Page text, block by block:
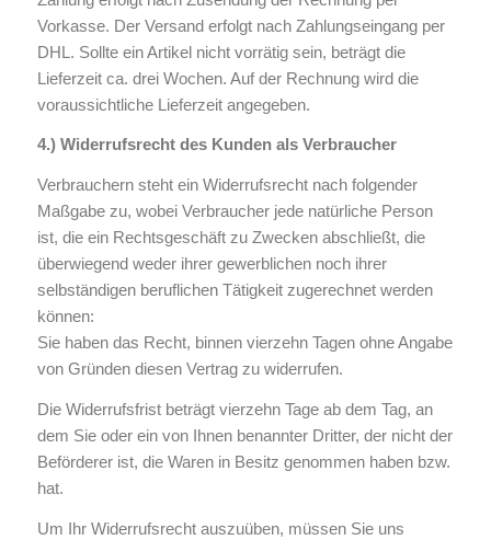
Vorkasse. Der Versand erfolgt nach Zahlungseingang per
DHL. Sollte ein Artikel nicht vorrätig sein, beträgt die
Lieferzeit ca. drei Wochen. Auf der Rechnung wird die
voraussichtliche Lieferzeit angegeben.
4.) Widerrufsrecht des Kunden als Verbraucher
Verbrauchern steht ein Widerrufsrecht nach folgender
Maßgabe zu, wobei Verbraucher jede natürliche Person
ist, die ein Rechtsgeschäft zu Zwecken abschließt, die
überwiegend weder ihrer gewerblichen noch ihrer
selbständigen beruflichen Tätigkeit zugerechnet werden
können:
Sie haben das Recht, binnen vierzehn Tagen ohne Angabe
von Gründen diesen Vertrag zu widerrufen.
Die Widerrufsfrist beträgt vierzehn Tage ab dem Tag, an
dem Sie oder ein von Ihnen benannter Dritter, der nicht der
Beförderer ist, die Waren in Besitz genommen haben bzw.
hat.
Um Ihr Widerrufsrecht auszuüben, müssen Sie uns